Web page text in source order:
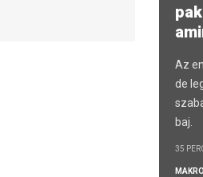
Az
de
baj.
35